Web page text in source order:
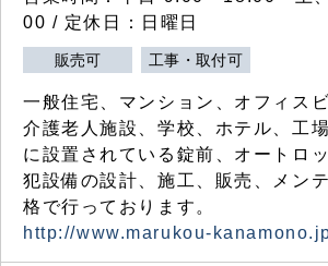
00 / 定休日：日曜日
販売可 工事・取付可
一般住宅、マンション、オフィス
介護老人施設、学校、ホテル、工
に設置されている錠前、オートロ
犯設備の設計、施工、販売、メン
格で行っております。
http://www.marukou-